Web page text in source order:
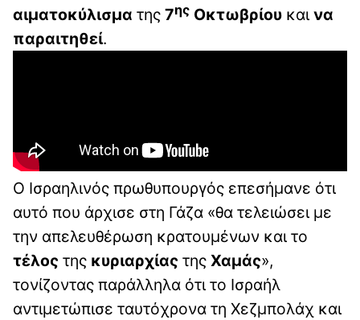
αιματοκύλισμα της 7ης Οκτωβρίου και να
παραιτηθεί.
Ο Ισραηλινός πρωθυπουργός επεσήμανε ότι
αυτό που άρχισε στη Γάζα «θα τελειώσει με
την απελευθέρωση κρατουμένων και το
τέλος της κυριαρχίας της Χαμάς»,
τονίζοντας παράλληλα ότι το Ισραήλ
αντιμετώπισε ταυτόχρονα τη Χεζμπολάχ και